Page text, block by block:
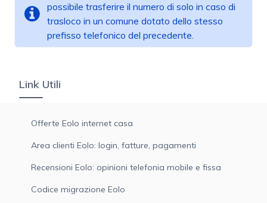
possibile trasferire il numero di solo in caso di
trasloco in un comune dotato dello stesso
prefisso telefonico del precedente.
Link Utili
Offerte Eolo internet casa
Area clienti Eolo: login, fatture, pagamenti
Recensioni Eolo: opinioni telefonia mobile e fissa
Codice migrazione Eolo